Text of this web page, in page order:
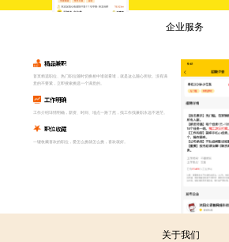
企业服务
精品兼职
首页精选职位、热门职位随时切换相中谁就看谁，就是这么随心所欲。没有满
意的不要紧，立即搜索挑选一个满意的。
工作明确
工作介绍详情明确，新资、时间、地点一路了然，找工作找兼职永远不迷茫。
职位收藏
一键收藏喜欢的职位，爱怎么挑就怎么挑，喜欢就好。
关于我们